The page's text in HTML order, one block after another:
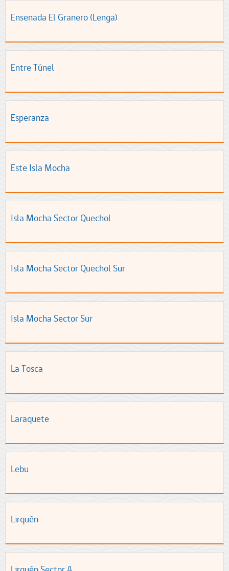
Ensenada El Granero (Lenga)
Entre Túnel
Esperanza
Este Isla Mocha
Isla Mocha Sector Quechol
Isla Mocha Sector Quechol Sur
Isla Mocha Sector Sur
La Tosca
Laraquete
Lebu
Lirquén